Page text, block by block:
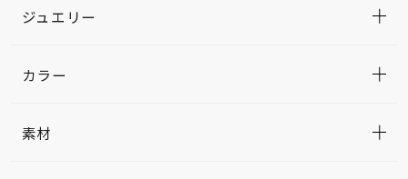
ジュエリー
カラー
素材